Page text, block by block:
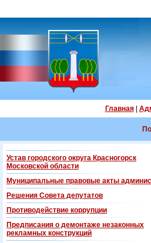
Главная|
Устав городского округа Красногорск
Московской области
Муниципальные правовые акты
Решения Совета депутатов
Противодействие коррупции
Предписания о демонтаже незаконных
рекламных конструкций